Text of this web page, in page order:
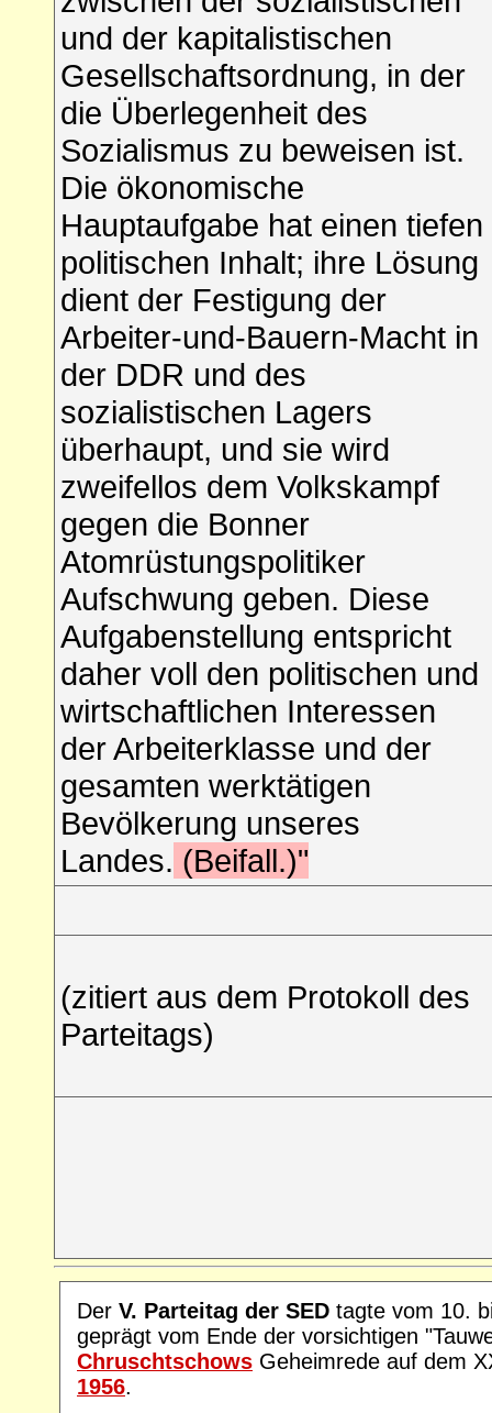
und der kapitalistischen
Gesellschaftsordnung, in der
die Überlegenheit des
Sozialismus zu beweisen ist.
Die ökonomische
Hauptaufgabe hat einen tiefen
politischen Inhalt; ihre Lösung
dient der Festigung der
Arbeiter-und-Bauern-Macht in
der DDR und des
sozialistischen Lagers
überhaupt, und sie wird
zweifellos dem Volkskampf
gegen die Bonner
Atomrüstungspolitiker
Aufschwung geben. Diese
Aufgabenstellung entspricht
daher voll den politischen und
wirtschaftlichen Interessen
der Arbeiterklasse und der
gesamten werktätigen
Bevölkerung unseres
Landes. (Beifall.)"
(zitiert aus dem Protokoll des
Parteitags)
Der V. Parteitag der SED tagte vom 10.
geprägt vom Ende der vorsichtigen
Chruschtschows Geheimrede auf dem
1956.